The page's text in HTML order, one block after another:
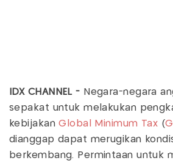
IDX CHANNEL - Negara-negara
sepakat untuk melakukan
kebijakanGlobal Minimum Tax (
dianggap dapat merugikan
berkembang. Permintaan untuk